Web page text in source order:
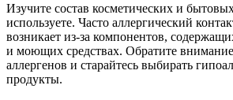
Изучите состав косметических и
используете. Часто аллергический
возникает из-за компонентов,
и моющих средствах. Обратите
аллергенов и старайтесь выбирать
продукты.